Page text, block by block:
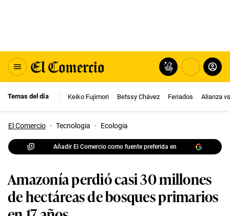
Temas del día Keiko Fujimori Betssy Chávez Feriados Alianza
El Comercio · Tecnologia · Ecologia
Añadir El Comercio como fuente preferida en
Amazonía perdió casi 30 millones
de hectáreas de bosques primarios